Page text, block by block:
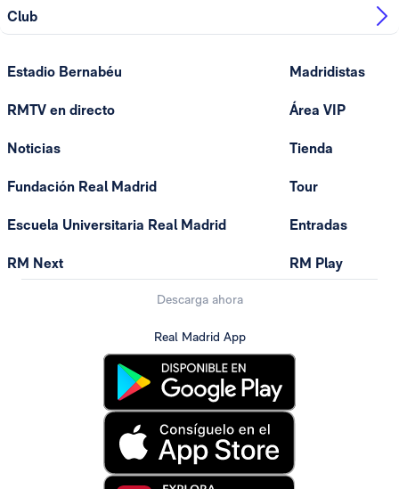
Club
Estadio Bernabéu
RMTV en directo
Noticias
Fundación Real Madrid
Escuela Universitaria Real Madrid
RM Next
Madridistas
Área VIP
Tienda
Tour
Entradas
RM Play
Descarga ahora
Real Madrid App